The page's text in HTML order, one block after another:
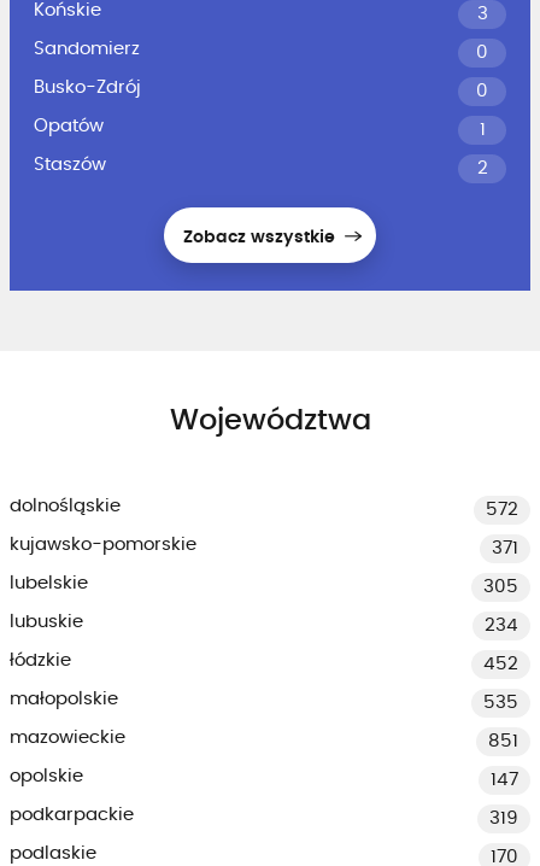
Końskie
3
Sandomierz
0
Busko-Zdrój
0
Opatów
1
Staszów
2
Zobacz wszystkie
Województwa
dolnośląskie
572
kujawsko-pomorskie
371
lubelskie
305
lubuskie
234
łódzkie
452
małopolskie
535
mazowieckie
851
opolskie
147
podkarpackie
319
podlaskie
170